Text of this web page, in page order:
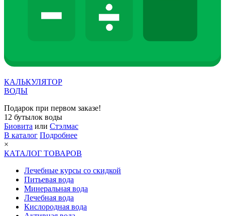
КАЛЬКУЛЯТОР
ВОДЫ
Подарок при первом заказе!
12 бутылок воды
Биовита или Стэлмас
В каталог Подробнее
×
КАТАЛОГ ТОВАРОВ
Лечебные курсы со скидкой
Питьевая вода
Минеральная вода
Лечебная вода
Кислородная вода